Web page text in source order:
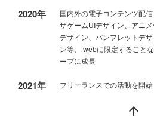
2020年
国内外の電子コンテンツ配
ザゲームUIデザイン、アニ
デザイン、パンフレットデ
ン等、 webに限定すること
ープに成長
2021年 フリーランスでの活動を開始
arrow_upward